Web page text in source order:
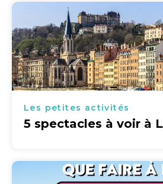
Les petites activités
5 spectacles à voir à